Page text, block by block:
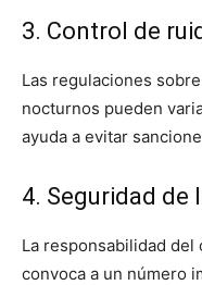
3. Control de
Las regulaciones
nocturnos pueden
ayuda a evitar
4. Seguridad de
La responsabilidad del
convoca a un número